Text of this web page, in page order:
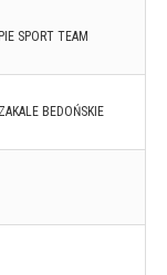
SPORT TEAM
BEDOŃSKIE